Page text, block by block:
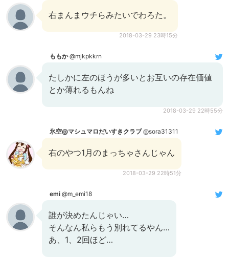
右まんまウチらみたいでわろた。
2018-03-29 23時15分
ももか@mjkpkkrn
たしかに左のほうが多いとお互いの存在価値
とか薄れるもんね
2018-03-29 22時55分
氷空@マシュマロだいすきクラブ@sora31311
右のやつ1月のまっちゃさんじゃん
2018-03-29 22時51分
emi @m_emi18
誰が決めたんじゃい…
そんなん私らもう別れてるやん…
あ、1、2回ほど…